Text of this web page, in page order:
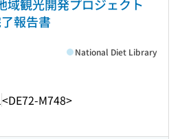
域観光開発プロジェクト
報告書
<DE72-M748>
National Diet Library